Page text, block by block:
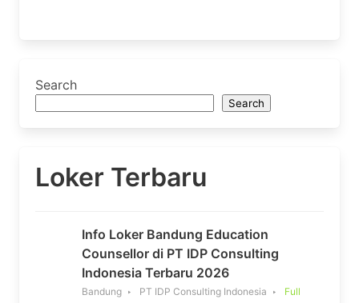
Search
Search
Loker Terbaru
Info Loker Bandung Education
Counsellor di PT IDP Consulting
Indonesia Terbaru 2026
Bandung PT IDP Consulting Indonesia
Full